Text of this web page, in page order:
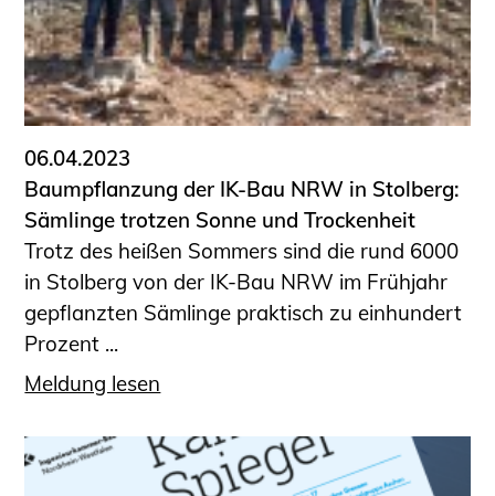
Wettbewerbe für Studierende
BLING.BLING.
Kammer Newsletter
Presse
Kontakt und Anfahrt
Impressum
Datenschutz
Ingenieurakademie West
06.04.2023
Baumpflanzung der IK-Bau NRW in Stolberg:
Sämlinge trotzen Sonne und Trockenheit
Trotz des heißen Sommers sind die rund 6000
in Stolberg von der IK-Bau NRW im Frühjahr
gepflanzten Sämlinge praktisch zu einhundert
Prozent ...
Meldung lesen